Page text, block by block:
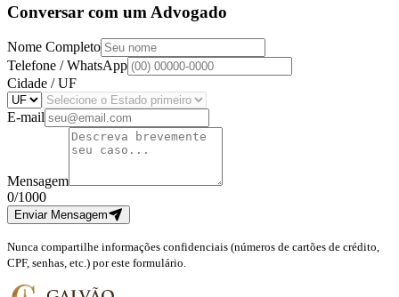
Conversar com um Advogado
Nome Completo
Telefone / WhatsApp
Cidade / UF
E-mail
Mensagem
0/1000
Enviar Mensagem
Nunca compartilhe informações confidenciais (números de cartões de crédito,
CPF, senhas, etc.) por este formulário.